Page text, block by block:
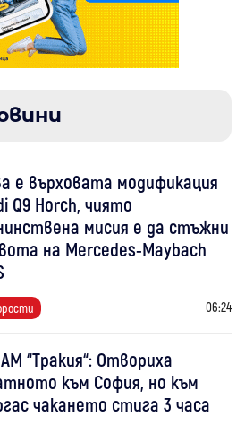
е върховата модификация
Q9 Horch, чиято
мисия е да стъжни
на Mercedes-Maybach
06:24
“Тракия“: Отвориха
към София, но към
чакането стига 3 часа